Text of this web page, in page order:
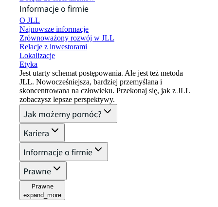
Informacje o firmie
O JLL
Najnowsze informacje
Zrównoważony rozwój w JLL
Relacje z inwestorami
Lokalizacje
Etyka
Jest utarty schemat postępowania. Ale jest też metoda
JLL. Nowocześniejsza, bardziej przemyślana i
skoncentrowana na człowieku. Przekonaj się, jak z JLL
zobaczysz lepsze perspektywy.
Jak możemy pomóc?
Kariera
Informacje o firmie
Prawne
Prawne
expand_more